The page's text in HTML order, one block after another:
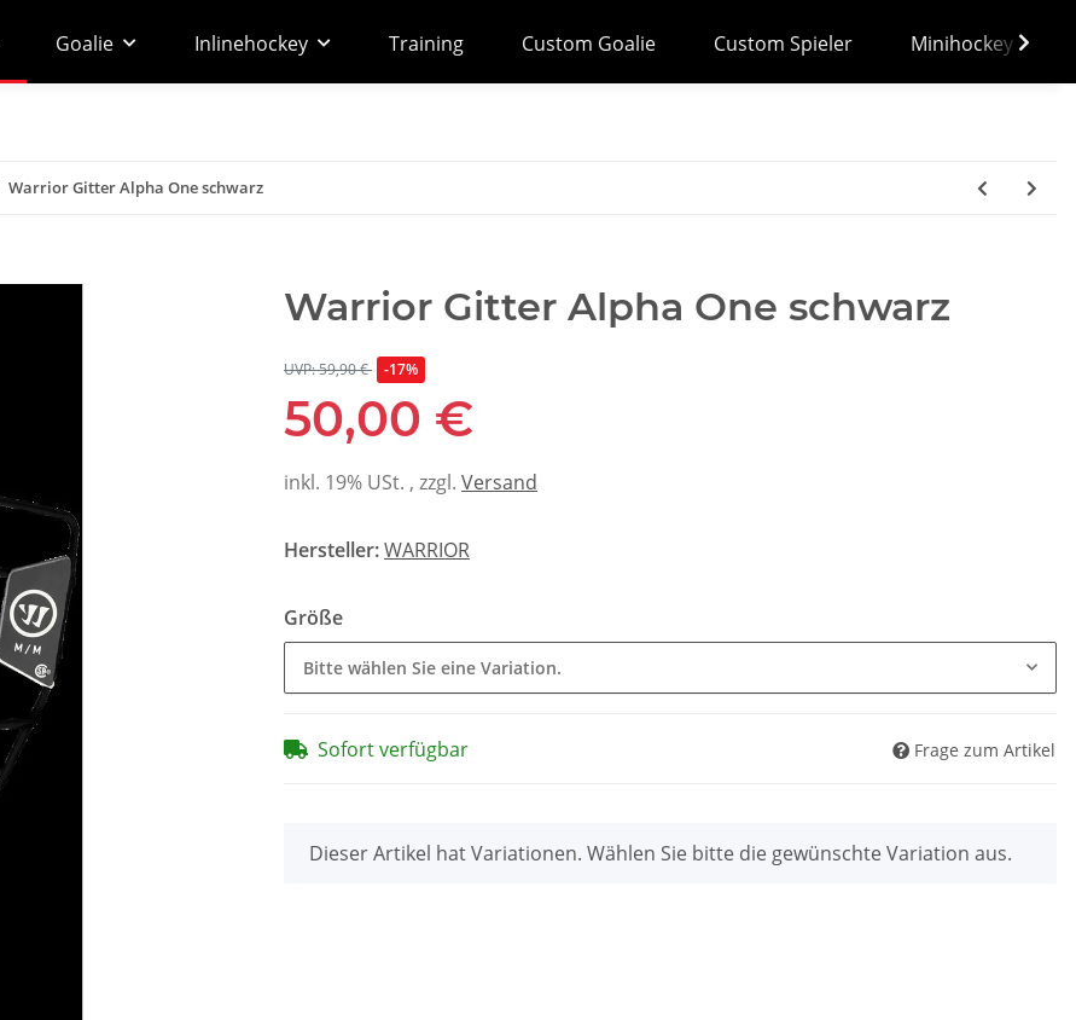
Goalie Inlinehockey Training Custom Goalie Custom Spieler Minihockey
Warrior Gitter Alpha One schwarz
Warrior Gitter Alpha One schwarz
UVP: 59,90 € -17%
50,00 €
inkl. 19% USt. , zzgl. Versand
Hersteller:WARRIOR
Größe
Bitte wählen Sie eine Variation.
Sofort verfügbar Frage zum Artikel
x
Dieser Artikel hat Variationen. Wählen Sie bitte die gewünschte Variation aus.